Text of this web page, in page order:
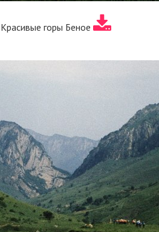
Красивые горы Беное